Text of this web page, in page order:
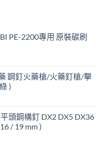
PE-2200專用 原裝碳刷
鋼釘火藥槍/火藥釘槍/擊
)
頭鋼構釘 DX2 DX5 DX36
/ 19 mm )